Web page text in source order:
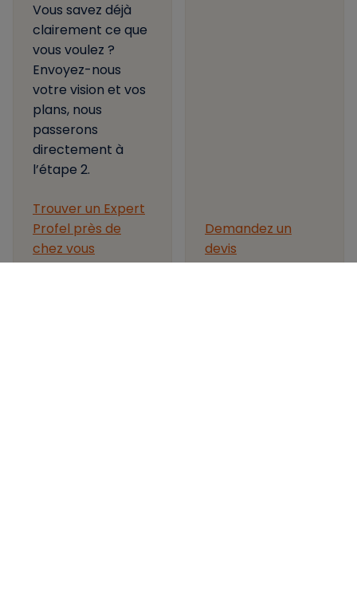
Vous savez déjà
clairement ce que
vous voulez ?
Envoyez-nous
votre vision et vos
plans, nous
passerons
directement à
l’étape 2.
Trouver un Expert
Profel près de
chez vous
Demandez un
devis